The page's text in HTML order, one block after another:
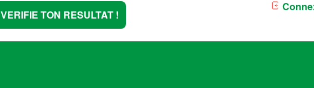
VERIFIE TON RESULTAT !